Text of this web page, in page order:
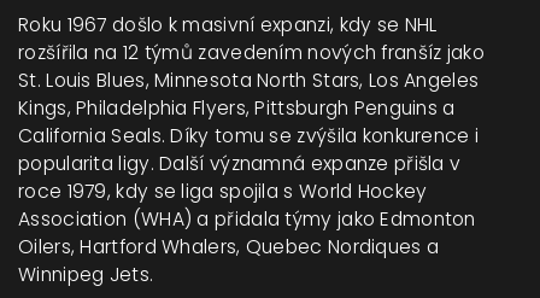
Roku 1967 došlo k masivní expanzi, kdy se NHL
rozšířila na 12 týmů zavedením nových franšíz jako
St. Louis Blues, Minnesota North Stars, Los Angeles
Kings, Philadelphia Flyers, Pittsburgh Penguins a
California Seals. Díky tomu se zvýšila konkurence i
popularita ligy. Další významná expanze přišla v
roce 1979, kdy se liga spojila s World Hockey
Association (WHA) a přidala týmy jako Edmonton
Oilers, Hartford Whalers, Quebec Nordiques a
Winnipeg Jets.